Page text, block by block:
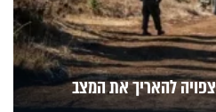
להאריך את המצב